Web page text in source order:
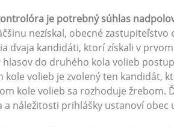
je potrebný súhlas
nezískal, obecné
dvaja kandidáti, ktorí získali v
do druhého kola volieb
kole volieb je zvolený ten kandidát,
kole volieb sa rozhoduje žrebom.
náležitosti prihlášky ustanoví obec